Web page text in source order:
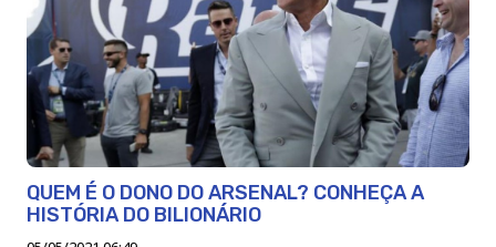
QUEM É O DONO DO ARSENAL? CONHEÇA A
HISTÓRIA DO BILIONÁRIO